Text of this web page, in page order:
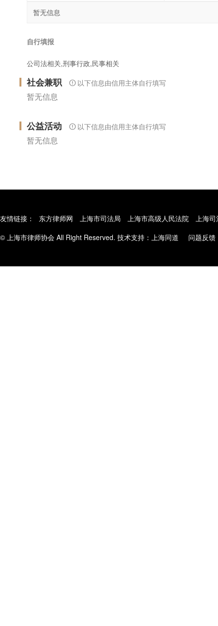
暂无信息
自行填报
公司法相关,刑事行政,民事相关
社会兼职 以下信息由信用主体自行填写
暂无信息
公益活动 以下信息由信用主体自行填写
暂无信息
友情链接： 东方律师网 上海市司法局 上海市高级人民法院
上海
© 上海市律师协会 All Right Reserved. 技术支持： 上海同道 问题反馈